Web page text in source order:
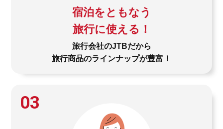
宿泊をともなう
旅行に使える！
旅行会社のJTBだから
旅行商品のラインナップが豊富！
03